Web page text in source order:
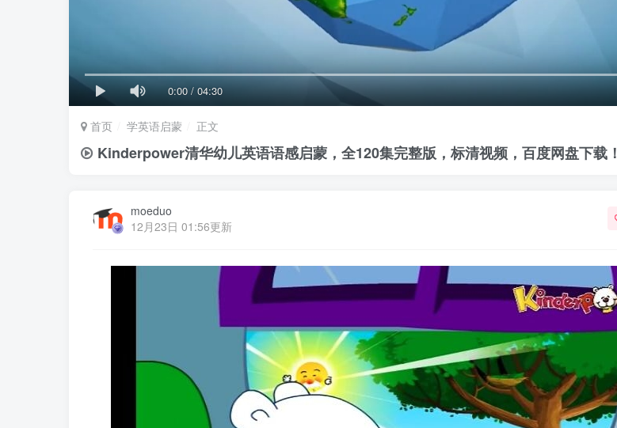
0:00 / 04:30
首页 学英语启蒙 正文
Kinderpower清华幼儿英语语感启蒙，全120集完整版，标清视频，百度网盘下载！
moeduo
12月23日 01:56更新